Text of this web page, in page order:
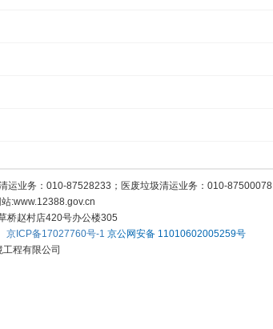
业务：010-87528233；医废垃圾清运业务：010-87500078
:www.12388.gov.cn
桥赵村店420号办公楼305
京ICP备17027760号-1 京公网安备 11010602005259号
程有限公司